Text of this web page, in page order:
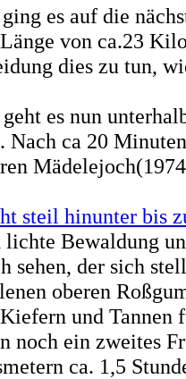
es auf die
von ca.23
dies zu tun,
es nun
. Nach ca 20
steil hinunter bis
lichte Bewaldung
sehen, der sich
oberen
und Tannen
noch ein zweites
ca. 1,5